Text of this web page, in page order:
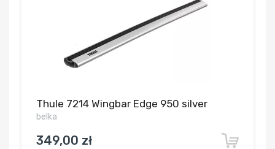
Thule 7214 Wingbar Edge 950 silver
belka
349,00 zł